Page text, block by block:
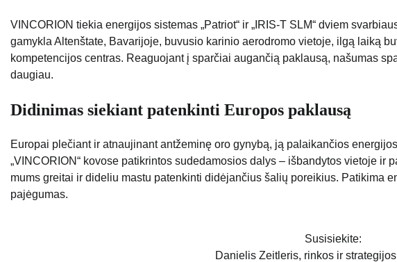
VINCORION tiekia energijos sistemas „Patriot“ ir „IRIS-T SLM“ dviem
gamykla Altenštate, Bavarijoje, buvusio karinio aerodromo vietoje, ilgą laiką
kompetencijos centras. Reaguojant į sparčiai augančią paklausą, našumas
daugiau.
Didinimas siekiant patenkinti Europos paklausą
Europai plečiant ir atnaujinant antžeminę oro gynybą, ją palaikančios
„VINCORION“ kovose patikrintos sudedamosios dalys – išbandytos vietoje ir
mums greitai ir dideliu mastu patenkinti didėjančius šalių poreikius. Patikima
pajėgumas.
Susisiekite:
Danielis Zeitleris, rinkos ir